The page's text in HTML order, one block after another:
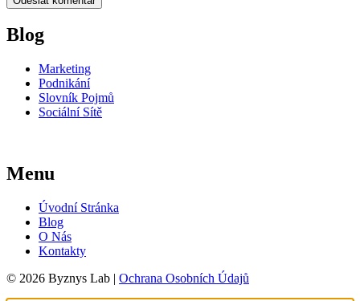
Blog
Marketing
Podnikání
Slovník Pojmů
Sociální Sítě
Menu
Úvodní Stránka
Blog
O Nás
Kontakty
© 2026 Byznys Lab | Ochrana Osobních Údajů